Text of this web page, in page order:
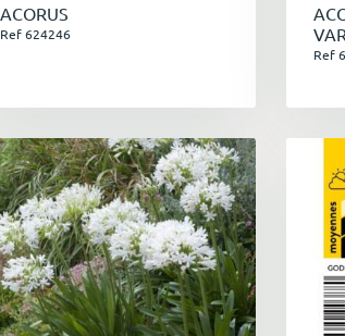
ACORUS
Ref 624246
Ref